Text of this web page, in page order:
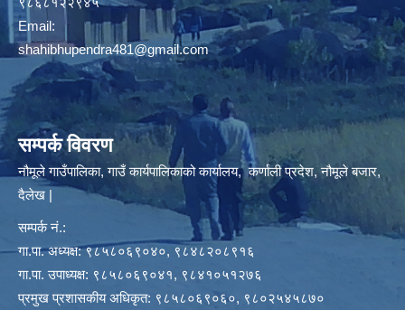
Email:
shahibhupendra481@gmail.com
सम्पर्क विवरण
नौमूले गाउँपालिका, गाउँ कार्यपालिकाको कार्यालय, कर्णाली प्रदेश, नौमूले बजार,
दैलेख |
सम्पर्क नं.:
गा.पा. अध्यक्ष: ९८५८०६९०४०, ९८४८२०८९१६
गा.पा. उपाध्यक्ष: ९८५८०६९०४१, ९८४१०५१२७६
प्रमुख प्रशासकीय अधिकृत: ९८५८०६९०६०, ९८०२५४५८७०